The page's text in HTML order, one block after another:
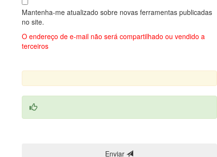
Mantenha-me atualizado sobre novas ferramentas publicadas
no site.
O endereço de e-mail não será compartilhado ou vendido a
terceiros
Enviar